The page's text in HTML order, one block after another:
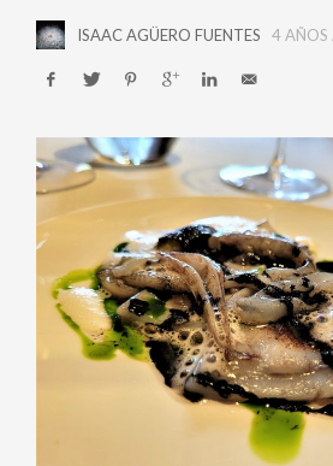
ISAAC AGÜERO FUENTES 4 AÑOS